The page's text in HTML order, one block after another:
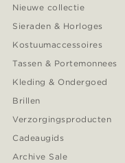
Nieuwe collectie
Sieraden & Horloges
Kostuumaccessoires
Tassen & Portemonnees
Kleding & Ondergoed
Brillen
Verzorgingsproducten
Cadeaugids
Archive Sale